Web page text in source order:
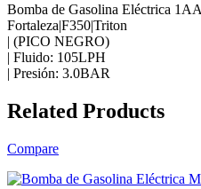
Bomba de Gasolina Eléctrica
Fortaleza|F350|Triton
| (PICO NEGRO)
| Fluido: 105LPH
| Presión: 3.0BAR
Related Products
Compare